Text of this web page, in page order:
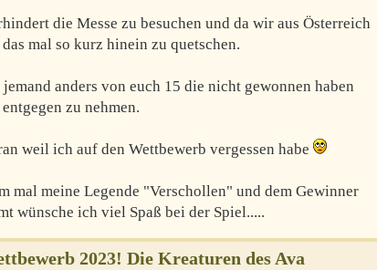
die Messe zu besuchen und da wir aus Österreich
mal so kurz hinein zu quetschen.
anders von euch 15 die nicht gewonnen haben
zu nehmen.
weil ich auf den Wettbewerb vergessen habe
mal meine Legende "Verschollen" und dem Gewinner
wünsche ich viel Spaß bei der Spiel.....
2023! Die Kreaturen des Ava